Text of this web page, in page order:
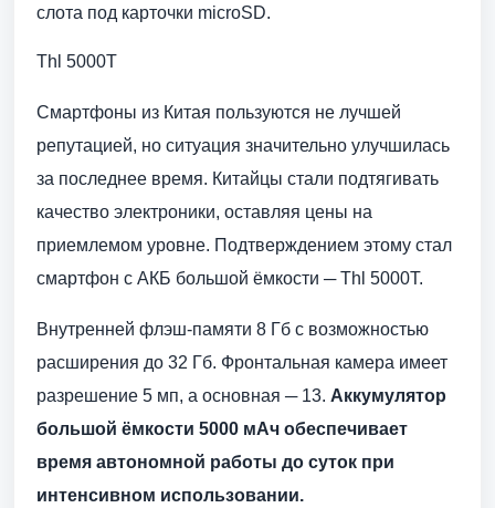
слота под карточки microSD.
Thl 5000T
Cмартфоны из Китая пользуются не лучшей
репутацией, но ситуация значительно улучшилась
за последнее время. Китайцы стали подтягивать
качество электроники, оставляя цены на
приемлемом уровне. Подтверждением этому стал
смартфон с АКБ большой ёмкости ─ Thl 5000T.
Внутренней флэш-памяти 8 Гб с возможностью
расширения до 32 Гб. Фронтальная камера имеет
разрешение 5 мп, а основная ─ 13. Аккумулятор
большой ёмкости 5000 мАч обеспечивает
время автономной работы до суток при
интенсивном использовании.